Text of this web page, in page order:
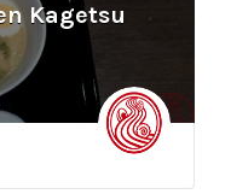
Kagetsu